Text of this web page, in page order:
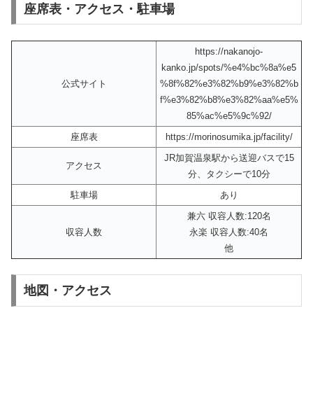
座席表・アクセス・駐車場
公式サイト
https://nakanojo-
kanko.jp/spots/%e4%bc%8a%e5
%8f%82%e3%82%b9%e3%82%b
f%e3%82%b8%e3%82%aa%e5%
85%ac%e5%9c%92/
座席表
https://morinosumika.jp/facility/
アクセス
JR加賀温泉駅から送迎バスで15
分、タクシーで10分
駐車場
あり
収容人数
兼六 収容人数:120名
永楽 収容人数:40名
他
地図・アクセス